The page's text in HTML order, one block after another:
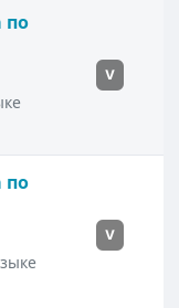
по
V
по
V